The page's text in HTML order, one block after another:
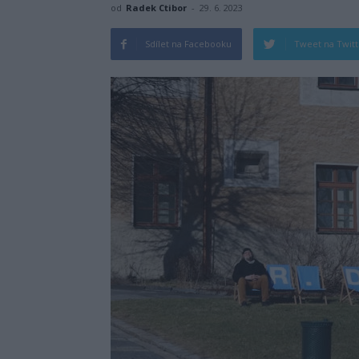
od Radek Ctibor - 29. 6. 2023
Sdílet na Facebooku Tweet na